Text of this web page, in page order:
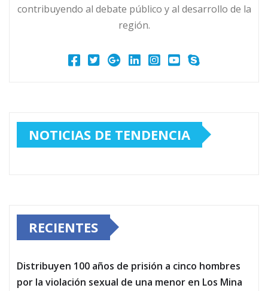
contribuyendo al debate público y al desarrollo de la
región.
NOTICIAS DE TENDENCIA
RECIENTES
Distribuyen 100 años de prisión a cinco hombres
por la violación sexual de una menor en Los Mina